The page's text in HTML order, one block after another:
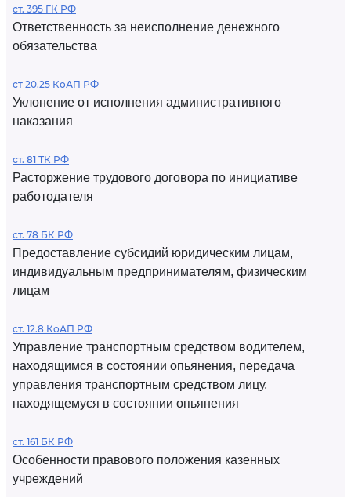
ст. 395 ГК РФ
Ответственность за неисполнение денежного
обязательства
ст 20.25 КоАП РФ
Уклонение от исполнения административного
наказания
ст. 81 ТК РФ
Расторжение трудового договора по инициативе
работодателя
ст. 78 БК РФ
Предоставление субсидий юридическим лицам,
индивидуальным предпринимателям, физическим
лицам
ст. 12.8 КоАП РФ
Управление транспортным средством водителем,
находящимся в состоянии опьянения, передача
управления транспортным средством лицу,
находящемуся в состоянии опьянения
ст. 161 БК РФ
Особенности правового положения казенных
учреждений